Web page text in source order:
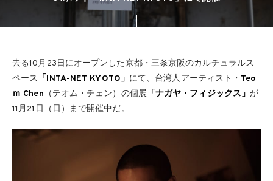
去る10月23日にオープンした京都・三条京阪のカルチュラルス
ペース 「INTA-NET KYOTO」 にて、台湾人アーティスト・ Teo
ｍ Chen （テオム・チェン）の個展 「ナガヤ・フィジックス」が
11月21日（日）まで開催中だ。